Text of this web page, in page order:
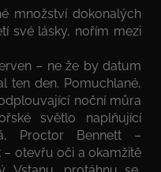
množství dokonalých
své lásky, nořím mezi
– ne že by datum
ten den. Pomuchlané,
noční můra
světlo naplňující
Proctor Bennett –
– otevřu oči a okamžitě